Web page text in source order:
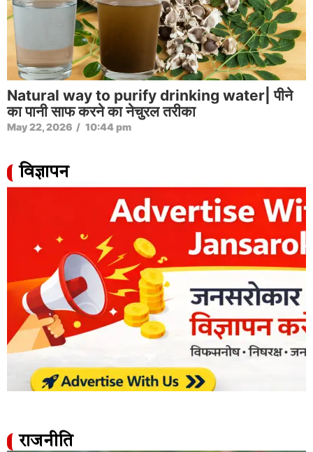
Natural way to purify drinking water| पीने
का पानी साफ करने का नेचुरल तरीका
May 22, 2026 / 10:44 pm
विज्ञापन
राजनीति